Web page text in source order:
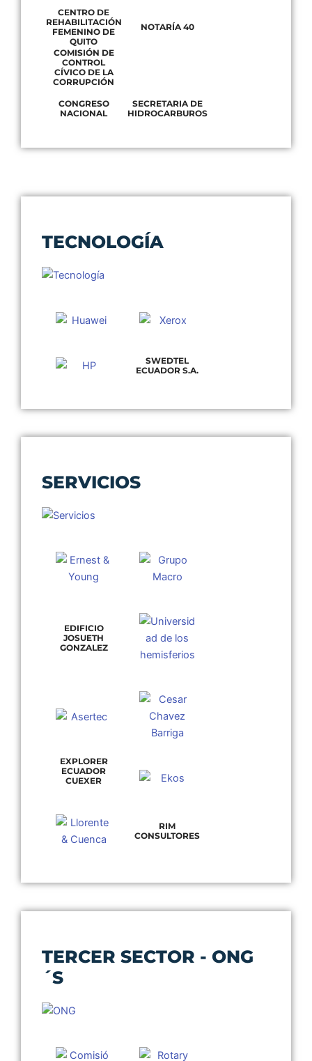
CENTRO DE
REHABILITACIÓN
FEMENINO DE
QUITO
NOTARÍA 40
COMISIÓN DE
CONTROL
CÍVICO DE LA
CORRUPCIÓN
CONGRESO
NACIONAL
SECRETARIA DE
HIDROCARBUROS
SERVICIOS
EDIFICIO
JOSUETH
GONZALEZ
EXPLORER
ECUADOR
CUEXER
RIM
CONSULTORES
TECNOLOGÍA
SWEDTEL
ECUADOR S.A.
TERCER SECTOR - ONG
´S